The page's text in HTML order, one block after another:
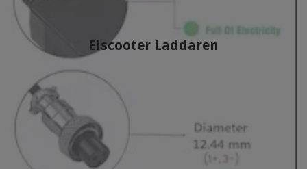
Elscooter Laddaren